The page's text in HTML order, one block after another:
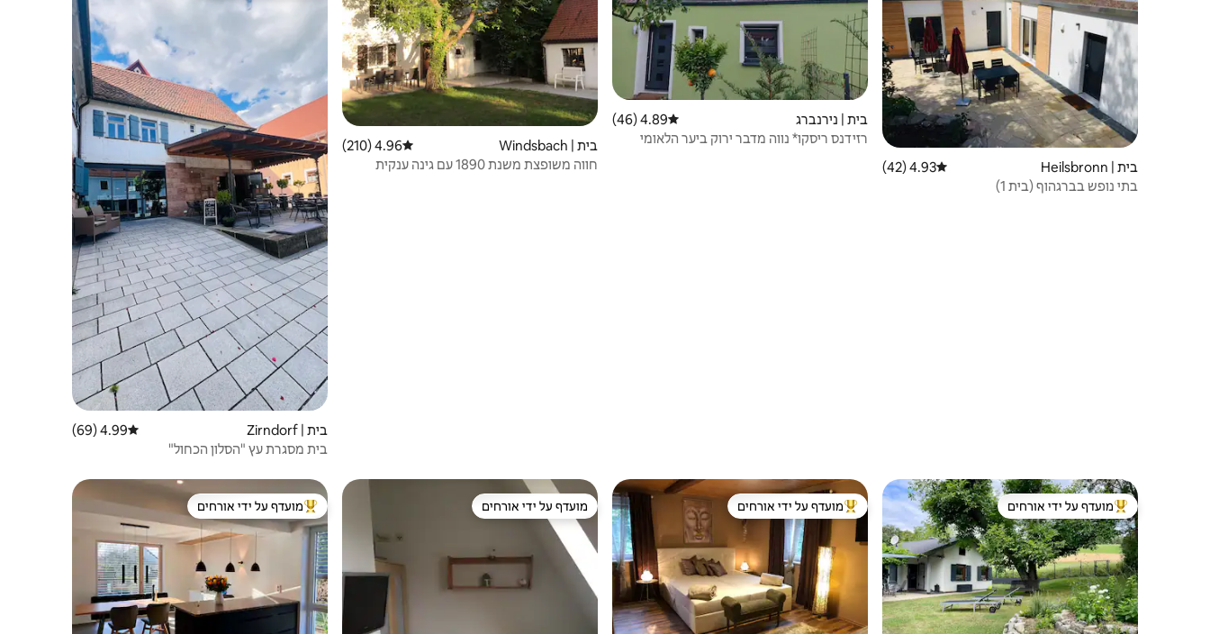
בית | Heilsbronn דירוג ממוצע של 4.93 מתוך 5, 42 ביקורות
4.93 (42)
בתי נופש בברגהוף (בית 1)
בית | נירנברג דירוג ממוצע של 4.89 מתוך 5, 46 ביקורות
4.89 (46)
רזידנס ריסקו* נווה מדבר ירוק ביער הלאומי
בית | Windsbach דירוג ממוצע של 4.96 מתוך 5, 210 ביקורות
4.96 (210)
חווה משופצת משנת 1890 עם גינה ענקית
בית | Zirndorf דירוג ממוצע של 4.99 מתוך 5, 69 ביקורות
4.99 (69)
בית מסגרת עץ "הסלון הכחול"
מוביל בקרב נכסים מועדפים על ידי אורחים
מועדף על ידי אורחים מוביל בקרב נכסים מועדפים על ידי אורחים
מועדף על ידי אורחים מועדף על ידי אורחים
מועדף על ידי אורחים מוביל בקרב נכסים מועדפים על ידי אורחים
מועדף על ידי אורחים